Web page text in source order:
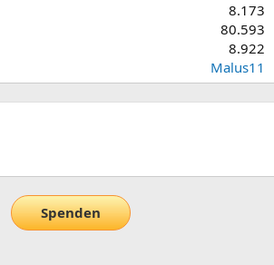
8.173
80.593
8.922
Malus11
Spenden